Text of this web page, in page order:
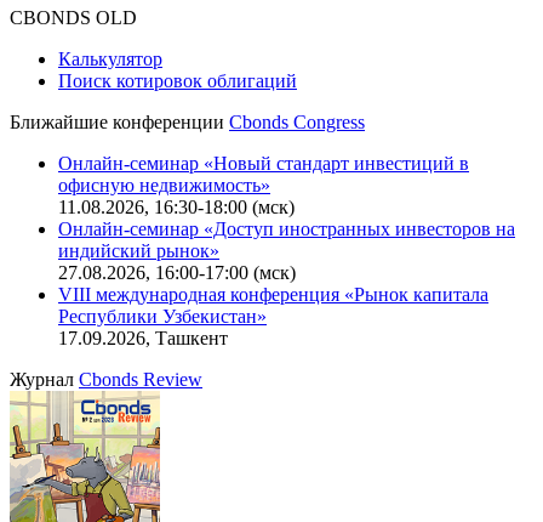
CBONDS OLD
Калькулятор
Поиск котировок облигаций
Ближайшие конференции Cbonds Congress
Онлайн-семинар «Новый стандарт инвестиций в
офисную недвижимость»
11.08.2026, 16:30-18:00 (мск)
Онлайн-семинар «Доступ иностранных инвесторов на
индийский рынок»
27.08.2026, 16:00-17:00 (мск)
VIII международная конференция «Рынок капитала
Республики Узбекистан»
17.09.2026, Ташкент
Журнал Cbonds Review